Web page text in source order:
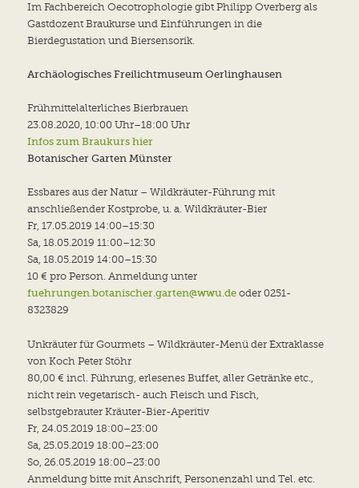
Im Fachbereich Oecotrophologie gibt Philipp Overberg als
Gastdozent Braukurse und Einführungen in die
Bierdegustation und Biersensorik.
Archäologisches Freilichtmuseum Oerlinghausen
Frühmittelalterliches Bierbrauen
23.08.2020, 10:00 Uhr–18:00 Uhr
Infos zum Braukurs hier
Botanischer Garten Münster
Essbares aus der Natur – Wildkräuter-Führung mit
anschließender Kostprobe, u. a. Wildkräuter-Bier
Fr, 17.05.2019 14:00–15:30
Sa, 18.05.2019 11:00–12:30
Sa, 18.05.2019 14:00–15:30
10 € pro Person. Anmeldung unter
fuehrungen.botanischer.garten@wwu.de oder 0251-
8323829
Unkräuter für Gourmets – Wildkräuter-Menü der Extraklasse
von Koch Peter Stöhr
80,00 € incl. Führung, erlesenes Buffet, aller Getränke etc.,
nicht rein vegetarisch- auch Fleisch und Fisch,
selbstgebrauter Kräuter-Bier-Aperitiv
Fr, 24.05.2019 18:00–23:00
Sa, 25.05.2019 18:00–23:00
So, 26.05.2019 18:00–23:00
Anmeldung bitte mit Anschrift, Personenzahl und Tel. etc.